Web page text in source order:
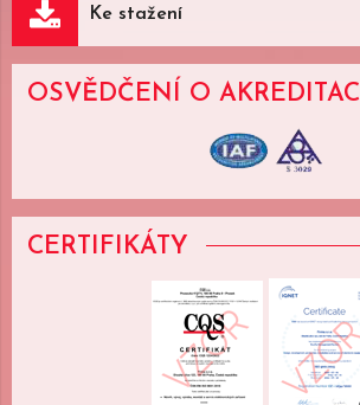
Ke stažení
OSVĚDČENÍ O AKREDITACI
CERTIFIKÁTY